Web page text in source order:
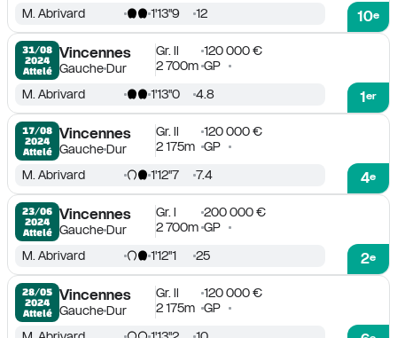
10e
M. Abrivard 1'13''9 12
31/08
2024
Attelé
Vincennes
GaucheDur
Gr. II
120 000 €
2 700m GP
1er
M. Abrivard 1'13''0 4.8
17/08
2024
Attelé
Vincennes
GaucheDur
Gr. II
120 000 €
2 175m GP
4e
M. Abrivard 1'12''7 7.4
23/06
2024
Attelé
Vincennes
GaucheDur
Gr. I
200 000 €
2 700m GP
2e
M. Abrivard 1'12''1 25
28/05
2024
Attelé
Vincennes
GaucheDur
Gr. II
120 000 €
2 175m GP